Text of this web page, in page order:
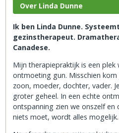
Over Linda Dunne
Ik ben Linda Dunne.
gezinstherapeut.
Canadese.
Mijn therapiepraktijk is een plek
ontmoeting gun. Misschien
zoon, moeder, dochter, vader.
groter geheel. In een echte
ontspanning zien we onszelf en
niets moet, wordt alles mogelijk.